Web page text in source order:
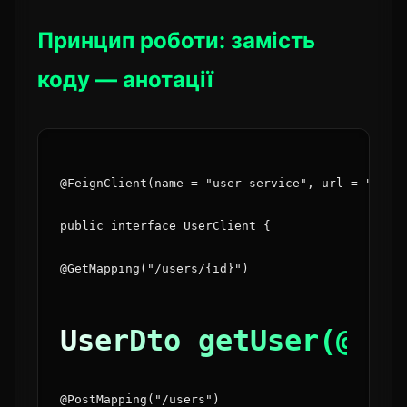
Принцип роботи: замість
коду — анотації
@FeignClient(name = "user-service", url =
public interface UserClient {
@GetMapping("/users/{id}")
UserDto
@PostMapping("/users")